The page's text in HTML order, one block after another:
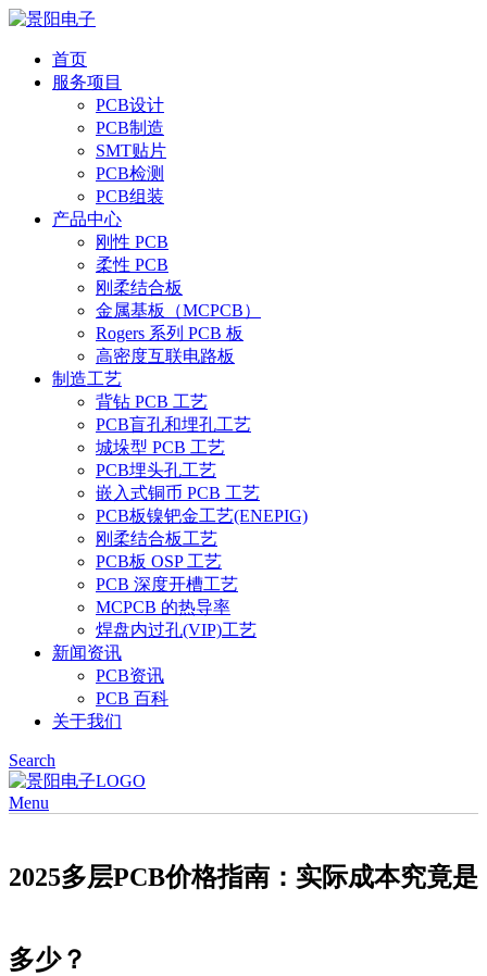
首页
服务项目
PCB设计
PCB制造
SMT贴片
PCB检测
PCB组装
产品中心
刚性 PCB
柔性 PCB
刚柔结合板
金属基板（MCPCB）
Rogers 系列 PCB 板
高密度互联电路板
制造工艺
背钻 PCB 工艺
PCB盲孔和埋孔工艺
城垛型 PCB 工艺
PCB埋头孔工艺
嵌入式铜币 PCB 工艺
PCB板镍钯金工艺(ENEPIG)
刚柔结合板工艺
PCB板 OSP 工艺
PCB 深度开槽工艺
MCPCB 的热导率
焊盘内过孔(VIP)工艺
新闻资讯
PCB资讯
PCB 百科
关于我们
Search
Menu
2025多层PCB价格指南：实际成本究竟是
多少？